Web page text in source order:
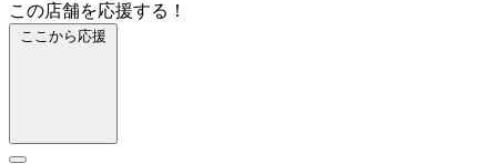
この店舗を応援する！
ここから応援